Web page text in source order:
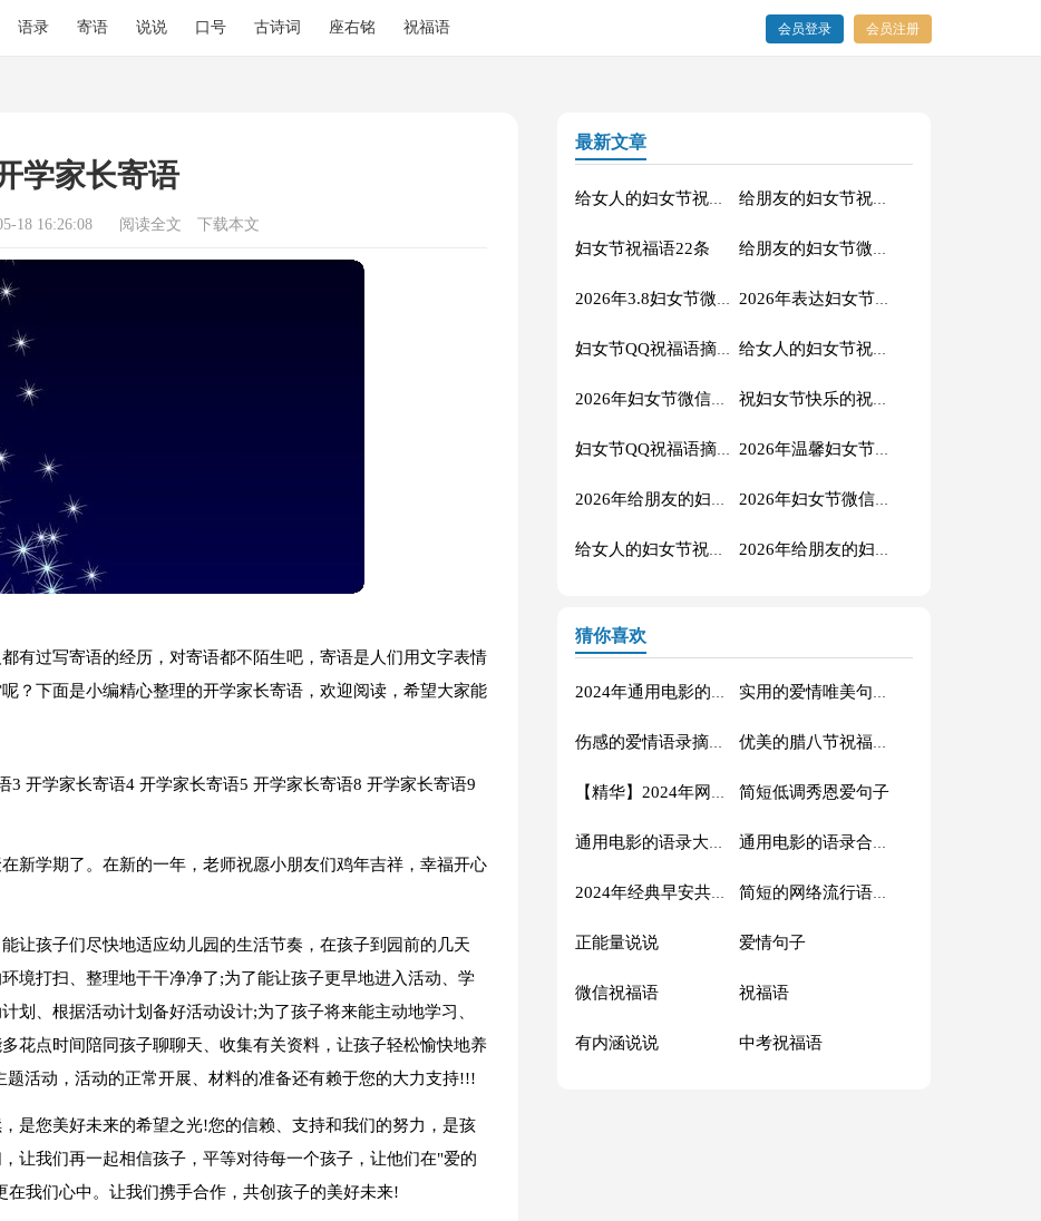
语录 寄语 说说 口号 古诗词 座右铭 祝福语 会员登录 会员注册
学家长寄语
18 16:26:08 阅读全文 下载本文
有过写寄语的经历，对寄语都不陌生吧，寄语是人们用文字表情
？下面是小编精心整理的开学家长寄语，欢迎阅读，希望大家能
新学期了。在新的一年，老师祝愿小朋友们鸡年吉祥，幸福开心
让孩子们尽快地适应幼儿园的生活节奏，在孩子到园前的几天
境打扫、整理地干干净净了;为了能让孩子更早地进入活动、学
划、根据活动计划备好活动设计;为了孩子将来能主动地学习、
花点时间陪同孩子聊聊天、收集有关资料，让孩子轻松愉快地养
活动，活动的正常开展、材料的准备还有赖于您的大力支持!!!
是您美好未来的希望之光!您的信赖、支持和我们的努力，是孩
让我们再一起相信孩子，平等对待每一个孩子，让他们在"爱的
我们心中。让我们携手合作，共创孩子的美好未来!
3 开学家长寄语4 开学家长寄语5 开学家长寄语8 开学家长寄语9
最新文章
妇女节祝福语22条
猜你喜欢
2024年通用电影的语录摘录88条 实用的爱情唯美句子汇编56条
伤感的爱情语录摘录81条 优美的腊八节祝福语71条
【精华】2024年网络流行的语录摘录32句 简短低调秀恩爱句子
通用电影的语录大汇总88条 通用电影的语录合集70条
2024年经典早安共勉句子短信汇总41句 简短的网络流行语录摘录50句
正能量说说 爱情句子
微信祝福语 祝福语
有内涵说说 中考祝福语